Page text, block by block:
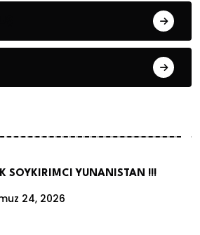
SOYKIRIMCI YUNANISTAN !!!
24, 2026